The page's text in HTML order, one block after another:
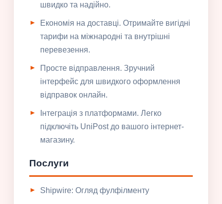
швидко та надійно.
Економія на доставці. Отримайте вигідні
тарифи на міжнародні та внутрішні
перевезення.
Просте відправлення. Зручний
інтерфейс для швидкого оформлення
відправок онлайн.
Інтеграція з платформами. Легко
підключіть UniPost до вашого інтернет-
магазину.
Послуги
Shipwire: Огляд фулфілменту